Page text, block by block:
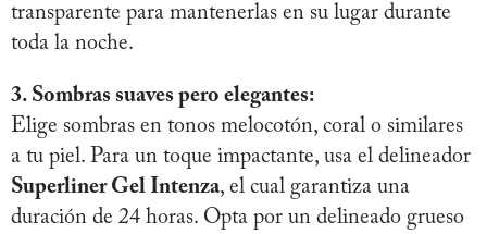
transparente para mantenerlas en su lugar durante
toda la noche.
3. Sombras suaves pero elegantes:
Elige sombras en tonos melocotón, coral o similares
a tu piel. Para un toque impactante, usa el delineador
Superliner Gel Intenza, el cual garantiza una
duración de 24 horas. Opta por un delineado grueso